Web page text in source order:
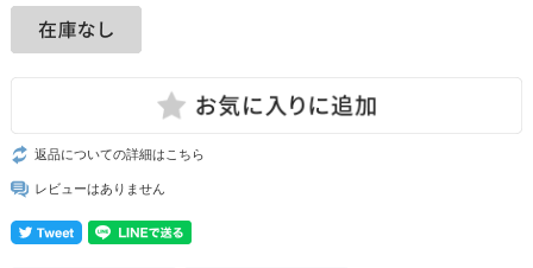
返品についての詳細はこちら
レビューはありません